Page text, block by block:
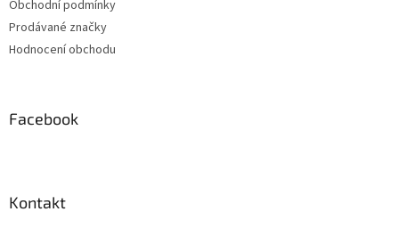
Obchodní podmínky
Prodávané značky
Hodnocení obchodu
Facebook
Kontakt